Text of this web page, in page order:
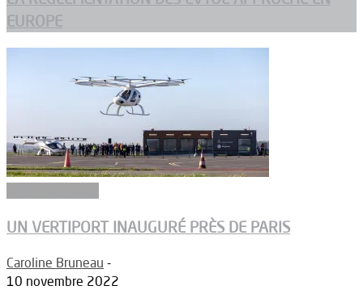
EUROPE
UN VERTIPORT INAUGURÉ PRÈS DE PARIS
Caroline Bruneau -
10 novembre 2022